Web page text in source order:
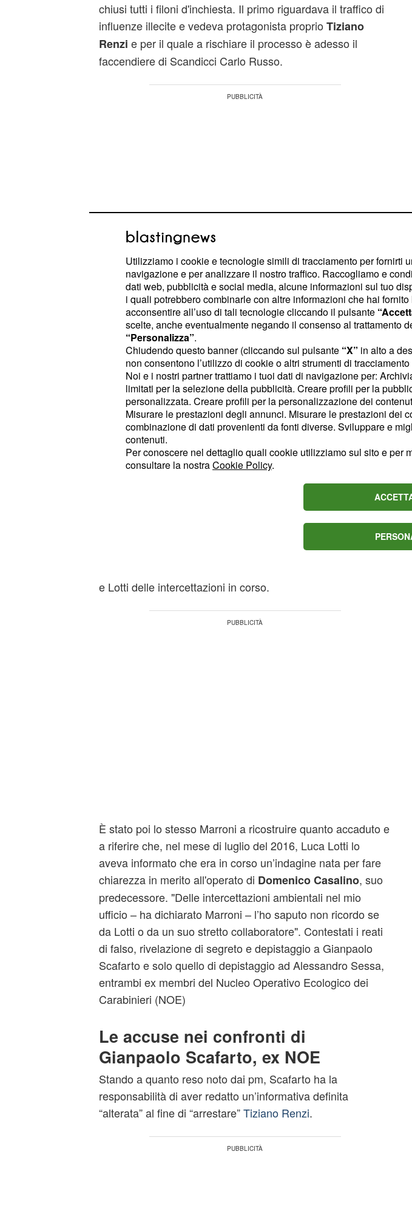
chiusi tutti i filoni d'inchiesta. Il primo riguardava il traffico di
influenze illecite e vedeva protagonista proprio Tiziano
Renzi e per il quale a rischiare il processo è adesso il
faccendiere di Scandicci Carlo Russo.
Lotti, il generale Emanuele Saltalamacchia (ex comandante
della Legione Toscana dei Carabinieri) e l'ex presidente di
Publiacqua Firenze Filippo Vannoni, invece, sono accusati
di favoreggiamento. Il capo d’accusa del generale Del Sette,
invece, è rivelazione del segreto istruttorio. Luigi Ferrara, ex
presidente Consip, dal canto suo, dovrà fare i conti con
l’accusa di aver fornito false informazioni ai pubblici
ministeri, avendo mentito durante un’audizione.
Il ruolo di Luigi Marroni, ex ad
Centrale acquisti della PA
che ha dichiarato di aver rimosso le cimici, avendo appreso
e Lotti delle intercettazioni in corso.
È stato poi lo stesso Marroni a ricostruire quanto accaduto e
a riferire che, nel mese di luglio del 2016, Luca Lotti lo
aveva informato che era in corso un’indagine nata per fare
chiarezza in merito all'operato di Domenico Casalino, suo
predecessore. "Delle intercettazioni ambientali nel mio
ufficio – ha dichiarato Marroni – l’ho saputo non ricordo se
da Lotti o da un suo stretto collaboratore". Contestati i reati
di falso, rivelazione di segreto e depistaggio a Gianpaolo
Scafarto e solo quello di depistaggio ad Alessandro Sessa,
entrambi ex membri del Nucleo Operativo Ecologico dei
Carabinieri (NOE)
Le accuse nei confronti di
Gianpaolo Scafarto, ex NOE
Stando a quanto reso noto dai pm, Scafarto ha la
responsabilità di aver redatto un’informativa definita
“alterata” al fine di “arrestare”Tiziano Renzi.
Utilizziamo i cookie e tecnologie simili di tracciamento per fornirti
navigazione e per analizzare il nostro traffico. Raccogliamo e
dati web, pubblicità e social media, alcune informazioni sul tuo
i quali potrebbero combinarle con altre informazioni che hai
acconsentire all’uso di tali tecnologie cliccando il pulsante
scelte, anche eventualmente negando il consenso al trattamento
“Personalizza”.
Chiudendo questo banner (cliccando sul pulsante “X” in alto a
non consentono l’utilizzo di cookie o altri strumenti di
Noi e i nostri partner trattiamo i tuoi dati di navigazione per:
limitati per la selezione della pubblicità. Creare profili per la
personalizzata. Creare profili per la personalizzazione dei
Misurare le prestazioni degli annunci. Misurare le prestazioni dei
combinazione di dati provenienti da fonti diverse. Sviluppare e
contenuti.
Per conoscere nel dettaglio quali cookie utilizziamo sul sito e per
consultare la nostraCookie Policy.